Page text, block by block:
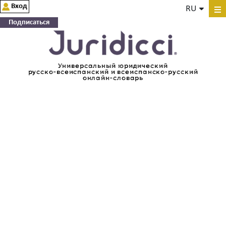
Универсальный юридический
русско-всеиспанский и всеиспанско-русский
онлайн-словарь
RU
Вход
Подписаться